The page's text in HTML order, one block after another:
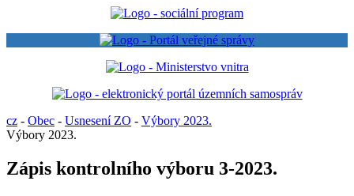
cz - Obec - Usnesení ZO - Výbory 2023.
Výbory 2023.
Zápis kontrolního výboru 3-2023.